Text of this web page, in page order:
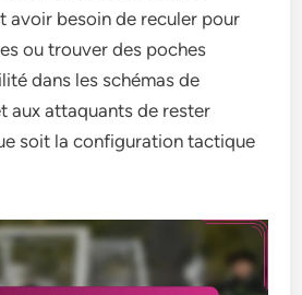
avoir besoin de reculer pour
ou trouver des poches
dans les schémas de
aux attaquants de rester
soit la configuration tactique